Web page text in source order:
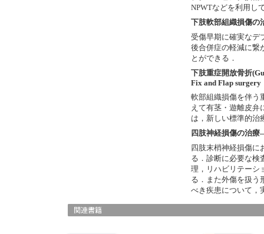
NPWTなどを利用し
下肢軟部組織損傷の
受傷早期に確実なデ
後合併症の軽減に繋
とができる．
下肢重症開放骨折
Fix and Flap surgery
軟部組織損傷を伴う
えて有茎・遊離皮弁
は，新しい標準的治
四肢神経損傷の治
四肢末梢神経損傷に
る．診断に必要な検
理，リハビリテーシ
る．また外傷を扱う
べき疾患について，